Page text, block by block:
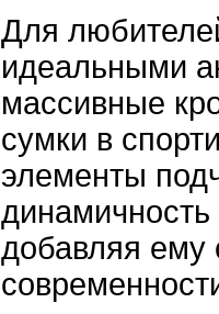
Для
идеальными
массивные
сумки в
элементы
динамичность
добавляя ему